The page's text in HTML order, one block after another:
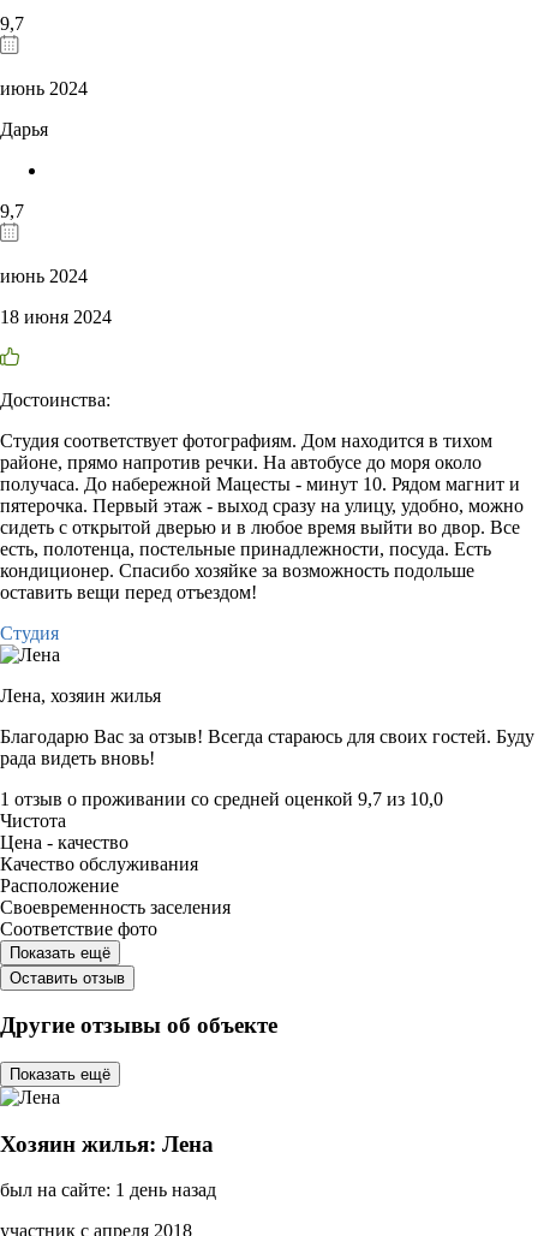
9,7
июнь 2024
Дарья
9,7
июнь 2024
18 июня 2024
Достоинства:
Студия соответствует фотографиям. Дом находится в тихом
районе, прямо напротив речки. На автобусе до моря около
получаса. До набережной Мацесты - минут 10. Рядом магнит и
пятерочка. Первый этаж - выход сразу на улицу, удобно, можно
сидеть с открытой дверью и в любое время выйти во двор. Все
есть, полотенца, постельные принадлежности, посуда. Есть
кондиционер. Спасибо хозяйке за возможность подольше
оставить вещи перед отъездом!
Студия
Лена, хозяин жилья
Благодарю Вас за отзыв! Всегда стараюсь для своих гостей. Буду
рада видеть вновь!
1 отзыв о проживании со средней оценкой 9,7 из 10,0
Чистота
Цена - качество
Качество обслуживания
Расположение
Своевременность заселения
Соответствие фото
Показать ещё
Оставить отзыв
Другие отзывы об объекте
Показать ещё
Хозяин жилья: Лена
был на сайте: 1 день назад
участник с апреля 2018